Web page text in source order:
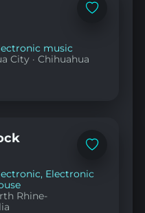
Add
music
City ·Chihuahua
Add
favorites
, Electronic
Rhine-